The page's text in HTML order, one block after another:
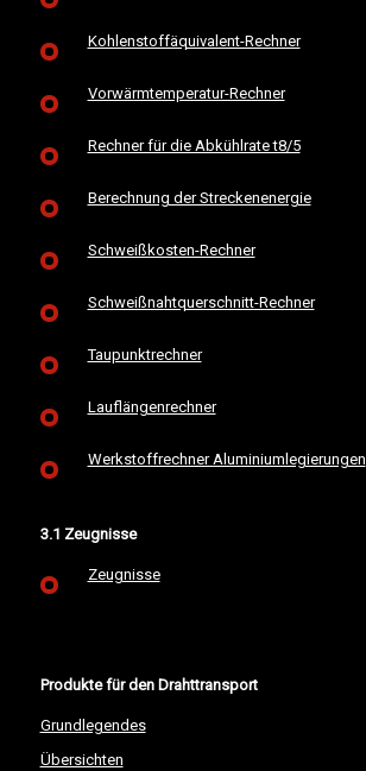
Kohlenstoffäquivalent-Rechner
Vorwärmtemperatur-Rechner
Rechner für die Abkühlrate t8/5
Berechnung der Streckenenergie
Schweißkosten-Rechner
Schweißnahtquerschnitt-Rechner
Taupunktrechner
Lauflängenrechner
Werkstoffrechner Aluminiumlegierungen
3.1 Zeugnisse
Zeugnisse
Produkte für den Drahttransport
Grundlegendes
Übersichten